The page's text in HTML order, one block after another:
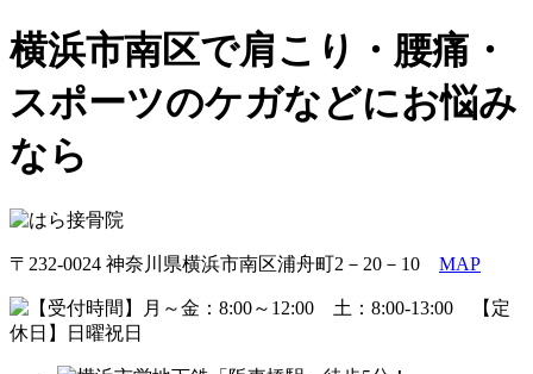
横浜市南区で肩こり・腰痛・
スポーツのケガなどにお悩み
なら
〒232-0024 神奈川県横浜市南区浦舟町2－20－10 MAP